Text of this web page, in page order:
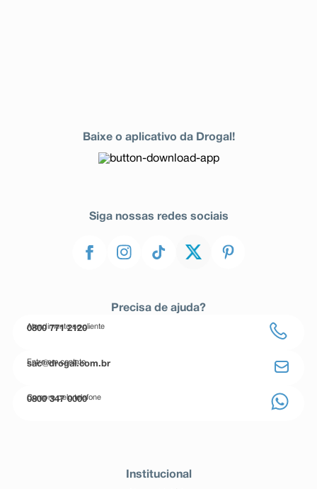
Baixe o aplicativo da Drogal!
Siga nossas redes sociais
Precisa de ajuda?
Atendimento ao cliente
0800 771 2120
Entre em contato
sac@drogal.com.br
Compre pelo telefone
0800 347 0000
Institucional